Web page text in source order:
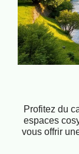
Profitez du
espaces
vous offrir